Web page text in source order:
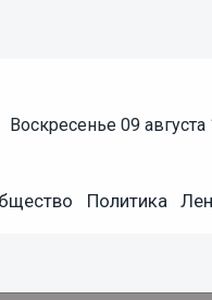
воскресенье 09 августа
Политика
Шанцев в